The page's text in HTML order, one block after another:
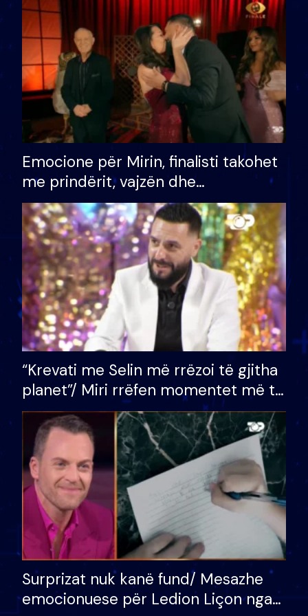
të fituar çmimin e madh
Emocione për Mirin, finalisti takohet
me prindërit, vajzën dhe
bashkëshorten: S’kemi ndonjë letër
divorci apo jo?
“Krevati me Selin më rrëzoi të gjitha
planet”/ Miri rrëfen momentet më të
bukura në shtëpinë e BB VIP: Do më
mungojë zilja e mëngjesit kur…
Surprizat nuk kanë fund/ Mesazhe
emocionuese për Ledion Liçon nga